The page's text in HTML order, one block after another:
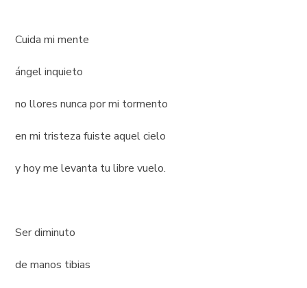
Cuida mi mente
ángel inquieto
no llores nunca por mi tormento
en mi tristeza fuiste aquel cielo
y hoy me levanta tu libre vuelo.
Ser diminuto
de manos tibias